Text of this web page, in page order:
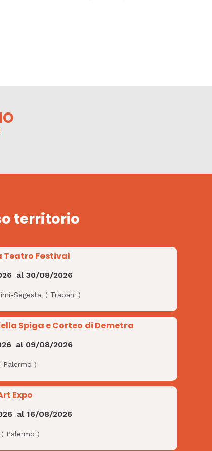
territorio
Teatro Festival
al30/08/2026
Segesta ( Trapani )
Spiga e Corteo di Demetra
al 09/08/2026
Palermo )
Expo
al16/08/2026
( Palermo )